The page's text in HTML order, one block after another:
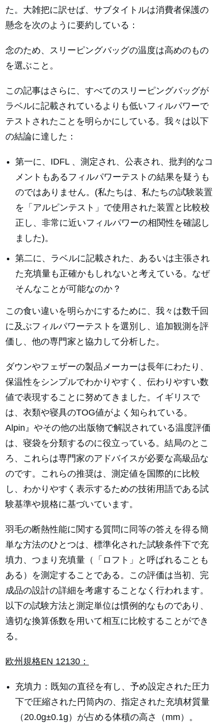
た。大雑把に訳せば、サブタイトルは消費者保護の
懸念を次のように要約している：
念のため、スリーピングバッグの温度は高めのもの
を選ぶこと。
この記事はさらに、すべてのスリーピングバッグが
ラベルに記載されているよりも低いフィルパワーで
テストされたことを明らかにしている。我々は以下
の結論に達した：
第一に、IDFL 、測定され、公表され、批判的なコ
メントもあるフィルパワーテストの結果を疑うも
のではありません。(私たちは、私たちの試験装置
を「アルピンテスト」で使用された装置と比較校
正し、非常に近いフィルパワーの相関性を確認し
ました)。
第二に、ラベルに記載された、あるいは主張され
た充填量も正確かもしれないと考えている。なぜ
そんなことが可能なのか？
この食い違いを明らかにするために、我々は数千回
に及ぶフィルパワーテストを選別し、追加観測を評
価し、他の専門家と協力して分析した。
ダウンやフェザーの製品メーカーは長年にわたり、
保温性をシンプルでわかりやすく、伝わりやすい数
値で表現することに努めてきました。イギリスで
は、衣類や寝具のTOG値がよく知られている。
Alpin』やその他の出版物で解説されている温度評価
は、寝袋を分類するのに役立っている。結局のとこ
ろ、これらは専門家のアドバイスが必要な高級品な
のです。これらの推奨は、測定値を国際的に比較
し、わかりやすく表示するための技術用語である試
験基準や規格に基づいています。
羽毛の断熱性能に関する質問に同等の答えを得る簡
単な方法のひとつは、標準化された試験条件下で充
填力、つまり充填量（「ロフト」と呼ばれることも
ある）を測定することである。この評価は当初、完
成品の設計の詳細を考慮することなく行われます。
以下の試験方法と測定単位は慣例的なものであり、
適切な換算係数を用いて相互に比較することができ
る。
欧州規格EN 12130：
充填力：既知の直径を有し、予め設定された圧力
下で圧縮された円筒内の、指定された充填材質量
（20.0g±0.1g）が占める体積の高さ（mm）。